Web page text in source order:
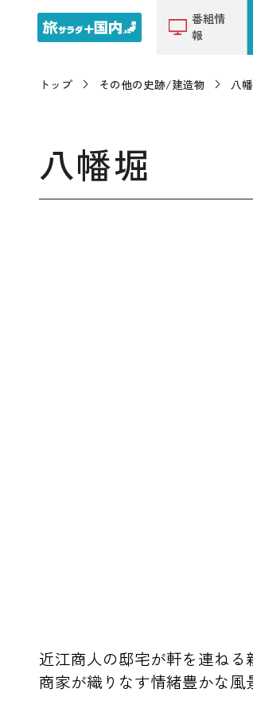
番組情
報
トップ その他の史跡/建造物 八
八幡堀
近江商人の邸宅が軒を連ね
商家が織りなす情緒豊かな風